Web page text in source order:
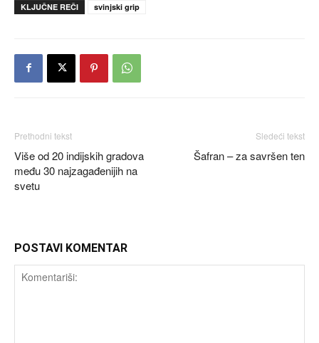
KLJUČNE REČI svinjski grip
Prethodni tekst
Više od 20 indijskih gradova
među 30 najzagađenijih na
svetu
Sledeći tekst
Šafran – za savršen ten
POSTAVI KOMENTAR